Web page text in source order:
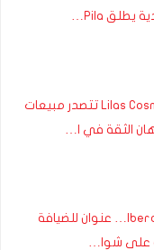
بعد عامين من إطلاقها.. Lilas Cosmetics تتصدر مبيعات
الثقة في ا…
فندق Iberostar Royal El Mansour… عنوان للضيافة
على شوا…